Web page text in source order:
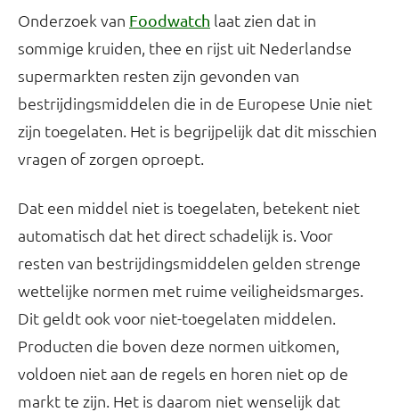
Onderzoek van Foodwatch laat zien dat in
sommige kruiden, thee en rijst uit Nederlandse
supermarkten resten zijn gevonden van
bestrijdingsmiddelen die in de Europese Unie niet
zijn toegelaten. Het is begrijpelijk dat dit misschien
vragen of zorgen oproept.
Dat een middel niet is toegelaten, betekent niet
automatisch dat het direct schadelijk is. Voor
resten van bestrijdingsmiddelen gelden strenge
wettelijke normen met ruime veiligheidsmarges.
Dit geldt ook voor niet-toegelaten middelen.
Producten die boven deze normen uitkomen,
voldoen niet aan de regels en horen niet op de
markt te zijn. Het is daarom niet wenselijk dat